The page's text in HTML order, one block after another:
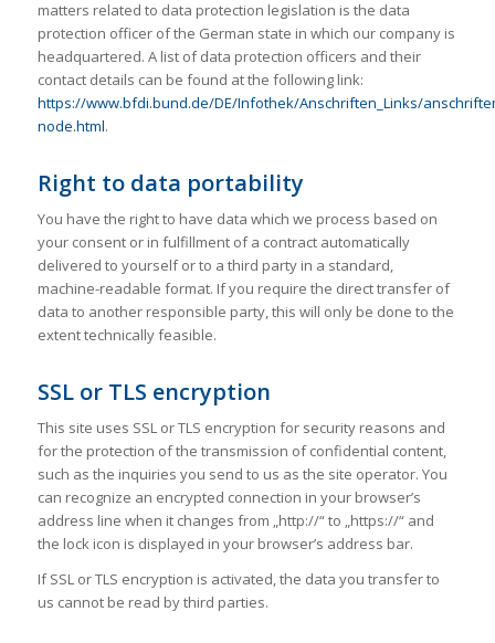
matters related to data protection legislation is the data
protection officer of the German state in which our company is
headquartered. A list of data protection officers and their
contact details can be found at the following link:
https://www.bfdi.bund.de/DE/Infothek/Anschriften_Links/
node.html.
Right to data portability
You have the right to have data which we process based on
your consent or in fulfillment of a contract automatically
delivered to yourself or to a third party in a standard,
machine-readable format. If you require the direct transfer of
data to another responsible party, this will only be done to the
extent technically feasible.
SSL or TLS encryption
This site uses SSL or TLS encryption for security reasons and
for the protection of the transmission of confidential content,
such as the inquiries you send to us as the site operator. You
can recognize an encrypted connection in your browser’s
address line when it changes from „http://“ to „https://“ and
the lock icon is displayed in your browser’s address bar.
If SSL or TLS encryption is activated, the data you transfer to
us cannot be read by third parties.